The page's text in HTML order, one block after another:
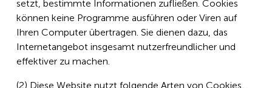
setzt, bestimmte Informationen zufließen. Cookies
können keine Programme ausführen oder Viren auf
Ihren Computer übertragen. Sie dienen dazu, das
Internetangebot insgesamt nutzerfreundlicher und
effektiver zu machen.
(2) Diese Website nutzt folgende Arten von Cookies,